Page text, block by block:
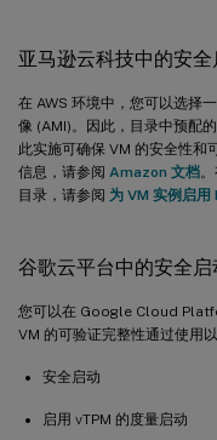
亚马逊云科技中的安
在 AWS 环境中，您可以选择
像 (AMI)。因此，目录中预配
此实施可确保 VM 的安全性和
信息，请参阅 Amazon 文档
目录，请参阅 为 VM 实例启
谷歌云平台中的安全
您可以在 Google Cloud
VM 的可验证完整性通过使用
安全启动
启用 vTPM 的度量启动